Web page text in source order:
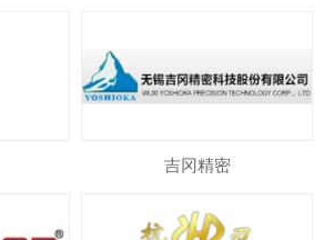
吉冈精密